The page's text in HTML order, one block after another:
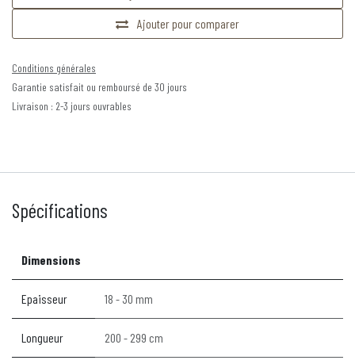
Ajouter pour comparer
Conditions générales
Garantie satisfait ou remboursé de 30 jours
Livraison : 2-3 jours ouvrables
Spécifications
Dimensions
Epaisseur 18 - 30 mm
Longueur 200 - 299 cm